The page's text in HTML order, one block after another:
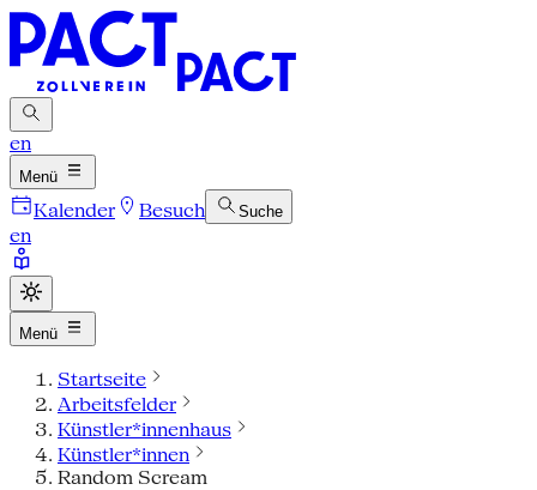
en
Menü
Kalender Besuch Suche
en
Menü
Startseite
Arbeitsfelder
Künstler*innenhaus
Künstler*innen
Random Scream